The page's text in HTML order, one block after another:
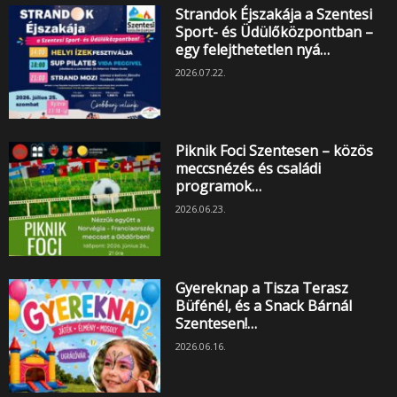
Strandok Éjszakája a Szentesi
Sport- és Üdülőközpontban –
egy felejthetetlen nyá…
2026.07.22.
Piknik Foci Szentesen – közös
meccsnézés és családi
programok…
2026.06.23.
Gyereknap a Tisza Terasz
Büfénél, és a Snack Bárnál
Szentesen!…
2026.06.16.